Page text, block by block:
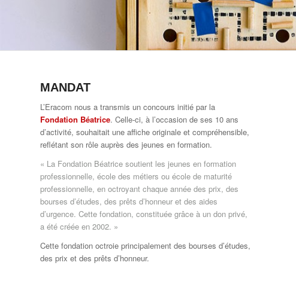
MANDAT
L’Eracom nous a transmis un concours initié par la
Fondation Béatrice. Celle-ci, à l’occasion de ses 10 ans
d’activité, souhaitait une affiche originale et compréhensible,
reflétant son rôle auprès des jeunes en formation.
« La Fondation Béatrice soutient les jeunes en formation
professionnelle, école des métiers ou école de maturité
professionnelle, en octroyant chaque année des prix, des
bourses d’études, des prêts d’honneur et des aides
d’urgence. Cette fondation, constituée grâce à un don privé,
a été créée en 2002. »
Cette fondation octroie principalement des bourses d’études,
des prix et des prêts d’honneur.